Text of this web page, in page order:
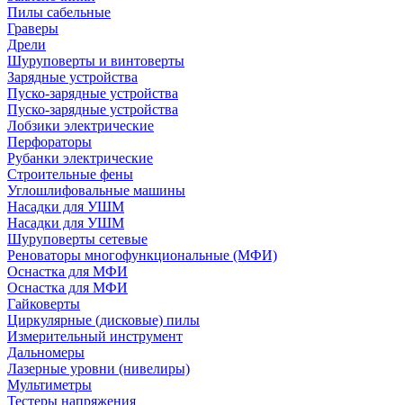
Пилы сабельные
Граверы
Дрели
Шуруповерты и винтоверты
Зарядные устройства
Пуско-зарядные устройства
Пуско-зарядные устройства
Лобзики электрические
Перфораторы
Рубанки электрические
Строительные фены
Углошлифовальные машины
Насадки для УШМ
Насадки для УШМ
Шуруповерты сетевые
Реноваторы многофункциональные (МФИ)
Оснастка для МФИ
Оснастка для МФИ
Гайковерты
Циркулярные (дисковые) пилы
Измерительный инструмент
Дальномеры
Лазерные уровни (нивелиры)
Мультиметры
Тестеры напряжения